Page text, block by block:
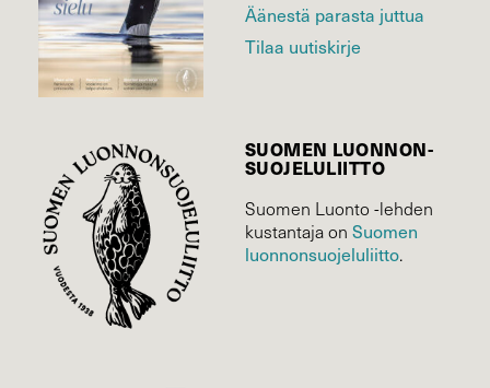
Äänestä parasta juttua
Tilaa uutiskirje
SUOMEN LUONNON­
SUOJELU­LIITTO
Suomen Luonto -lehden
kustantaja on Suomen
luonnonsuojelu­liitto.